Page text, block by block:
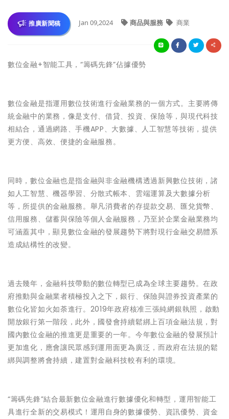
推廣新聞稿 Jan 09,2024 商品與服務 商業
數位金融+智能工具，“籌碼先鋒”佔據優勢
數位金融是指運用數位技術進行金融業務的一個方式。主要將傳
統金融中的業務，像是支付、借貸、投資、保險等，與現代科技
相結合，通過網路、手機APP、大數據、人工智慧等技術，提供
更方便、高效、便捷的金融服務。
同時，數位金融也是指金融與非金融機構透過新興數位技術，諸
如人工智慧、機器學習、分散式帳本、雲端運算及大數據分析
等，所提供的金融服務。舉凡消費者的存提款交易、匯兌貨幣、
信用服務、儲蓄與保險等個人金融服務，乃至於企業金融業務均
可涵蓋其中，顯見數位金融的發展趨勢下將對現行金融交易體系
造成結構性的改變。
過去幾年，金融科技帶動的數位轉型已成為全球主要趨勢。在政
府推動與金融業者積極投入之下，銀行、保險與證券投資產業的
數位化皆如火如荼進行。2019年政府核准三張純網銀執照，啟動
開放銀行第一階段，此外，國發會持續鬆綁上百項金融法規，對
國內數位金融的推進更是重要的一年。今年數位金融的發展預計
更加進化，應會讓民眾感到運用面更為廣泛，而政府在法規的鬆
綁與調整將會持續，建置對金融科技較有利的環境。
“籌碼先鋒”結合最新數位金融進行數據優化和轉型，運用智能工
具進行全新的交易模式！運用自身的數據優勢、資訊優勢、資金